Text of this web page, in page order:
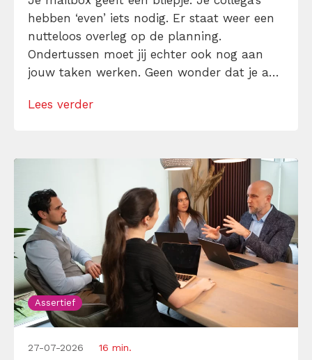
hebben ‘even’ iets nodig. Er staat weer een
nutteloos overleg op de planning.
Ondertussen moet jij echter ook nog aan
jouw taken werken. Geen wonder dat je aan
eens weet wat je precies hebt afgemaakt.
Lees verder
Assertief
27-07-2026 16 min.